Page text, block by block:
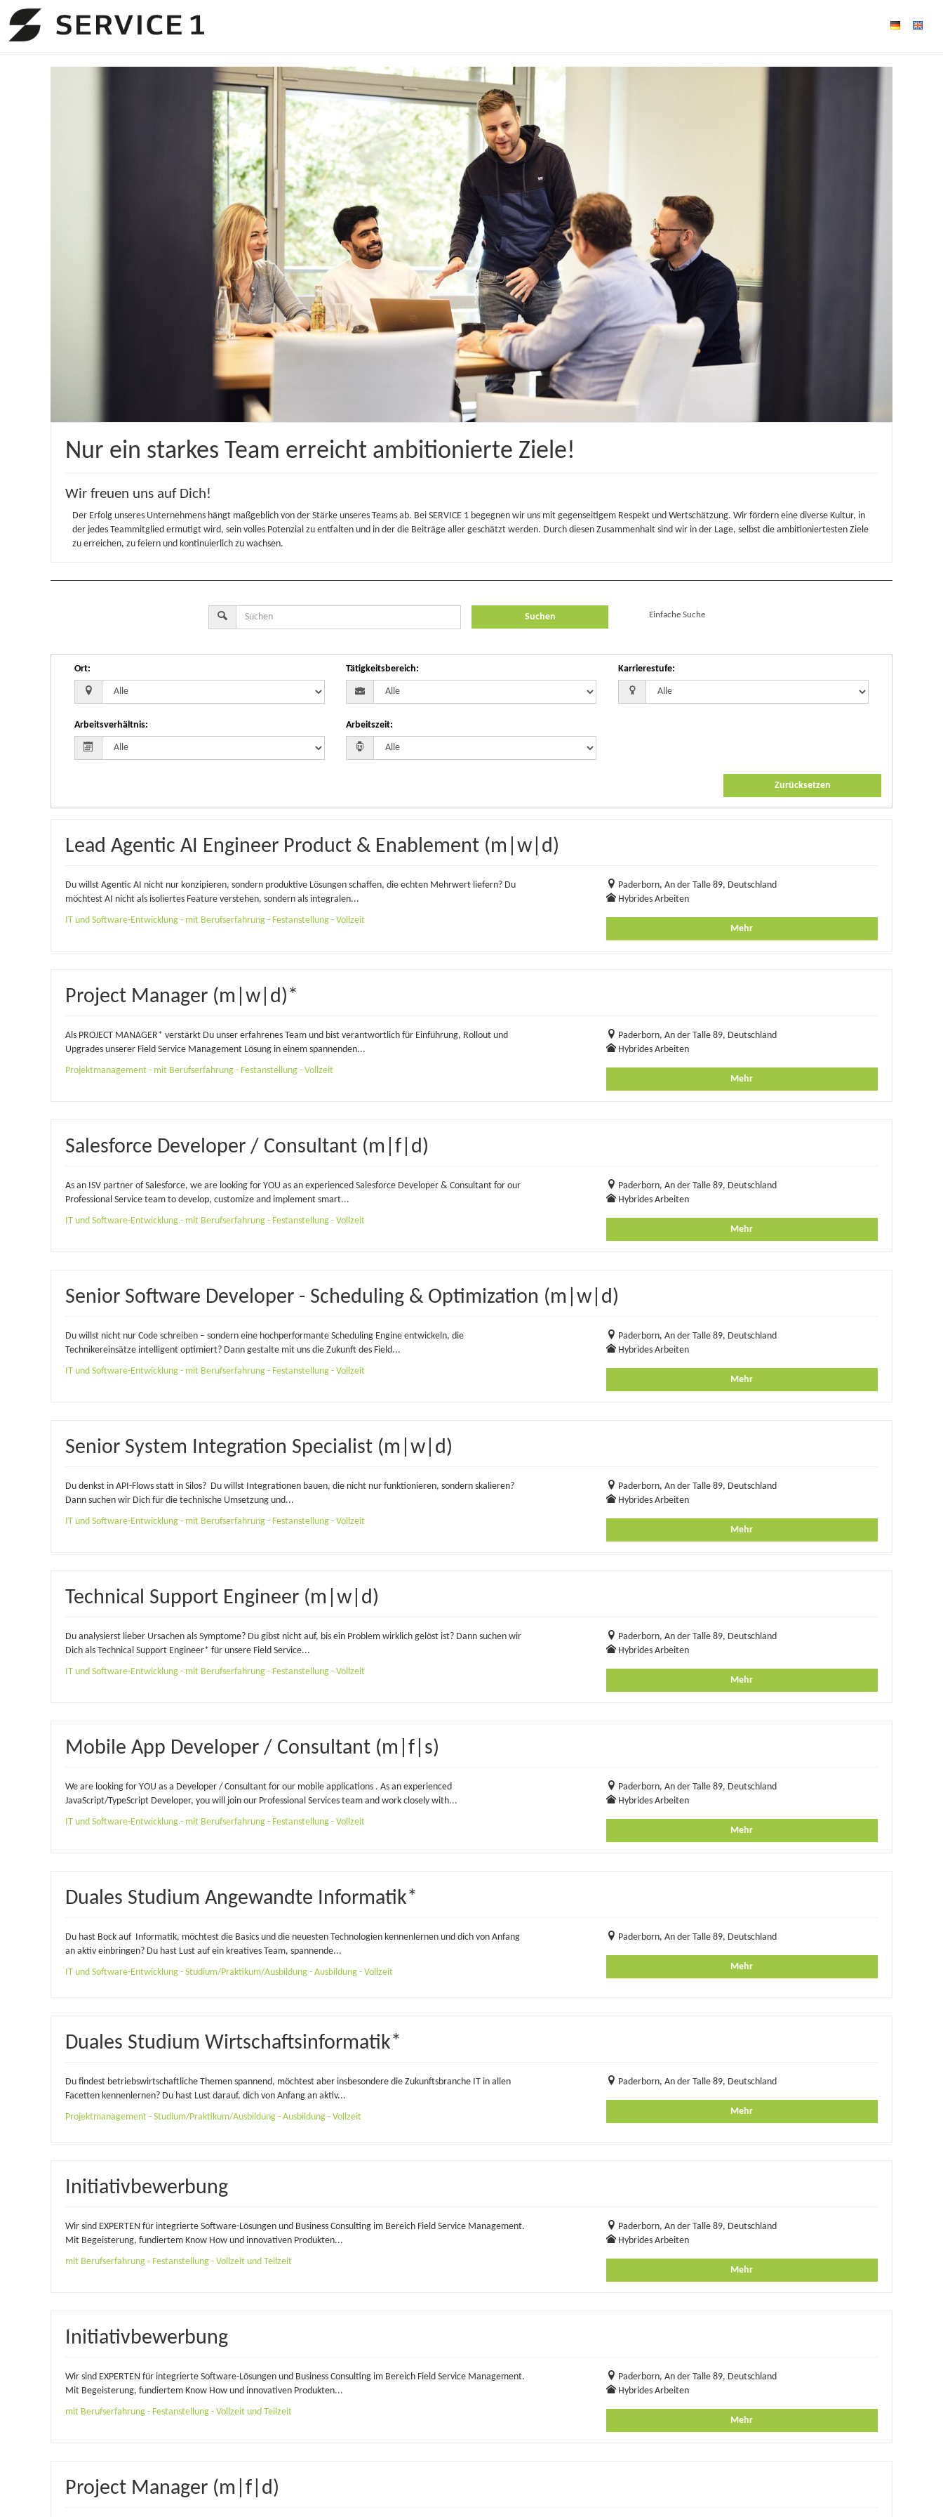
Nur ein starkes Team erreicht ambitionierte Ziele!
Wir freuen uns auf Dich!
Der Erfolg unseres Unternehmens hängt maßgeblich von der Stärke unseres Teams ab. Bei SERVICE 1 begegnen wir uns mit gegenseitigem Respekt und Wertschätzung. Wir fördern eine diverse Kultur, in
der jedes Teammitglied ermutigt wird, sein volles Potenzial zu entfalten und in der die Beiträge aller geschätzt werden. Durch diesen Zusammenhalt sind wir in der Lage, selbst die ambitioniertesten Ziele
zu erreichen, zu feiern und kontinuierlich zu wachsen.
Suchen Einfache Suche
Ort: Tätigkeitsbereich: Karrierestufe:
Arbeitsverhältnis: Arbeitszeit:
Zurücksetzen
Lead Agentic AI Engineer Product & Enablement (m|w|d)
Du willst Agentic AI nicht nur konzipieren, sondern produktive Lösungen schaffen, die echten Mehrwert liefern? Du
möchtest AI nicht als isoliertes Feature verstehen, sondern als integralen...
IT und Software-Entwicklung - mit Berufserfahrung - Festanstellung - Vollzeit
Paderborn, An der Talle 89, Deutschland
Hybrides Arbeiten
Mehr
Project Manager (m|w|d)*
Als PROJECT MANAGER* verstärkt Du unser erfahrenes Team und bist verantwortlich für Einführung, Rollout und
Upgrades unserer Field Service Management Lösung in einem spannenden...
Projektmanagement - mit Berufserfahrung - Festanstellung - Vollzeit
Paderborn, An der Talle 89, Deutschland
Hybrides Arbeiten
Mehr
Salesforce Developer / Consultant (m|f|d)
As an ISV partner of Salesforce, we are looking for YOU as an experienced Salesforce Developer & Consultant for our
Professional Service team to develop, customize and implement smart...
IT und Software-Entwicklung - mit Berufserfahrung - Festanstellung - Vollzeit
Paderborn, An der Talle 89, Deutschland
Hybrides Arbeiten
Mehr
Senior Software Developer - Scheduling & Optimization (m|w|d)
Du willst nicht nur Code schreiben – sondern eine hochperformante Scheduling Engine entwickeln, die
Technikereinsätze intelligent optimiert? Dann gestalte mit uns die Zukunft des Field...
IT und Software-Entwicklung - mit Berufserfahrung - Festanstellung - Vollzeit
Paderborn, An der Talle 89, Deutschland
Hybrides Arbeiten
Mehr
Senior System Integration Specialist (m|w|d)
Du denkst in API-Flows statt in Silos? Du willst Integrationen bauen, die nicht nur funktionieren, sondern skalieren?
Dann suchen wir Dich für die technische Umsetzung und...
IT und Software-Entwicklung - mit Berufserfahrung - Festanstellung - Vollzeit
Paderborn, An der Talle 89, Deutschland
Hybrides Arbeiten
Mehr
Technical Support Engineer (m|w|d)
Du analysierst lieber Ursachen als Symptome? Du gibst nicht auf, bis ein Problem wirklich gelöst ist? Dann suchen wir
Dich als Technical Support Engineer* für unsere Field Service...
IT und Software-Entwicklung - mit Berufserfahrung - Festanstellung - Vollzeit
Paderborn, An der Talle 89, Deutschland
Hybrides Arbeiten
Mehr
Mobile App Developer / Consultant (m|f|s)
We are looking for YOU as a Developer / Consultant for our mobile applications . As an experienced
JavaScript/TypeScript Developer, you will join our Professional Services team and work closely with...
IT und Software-Entwicklung - mit Berufserfahrung - Festanstellung - Vollzeit
Paderborn, An der Talle 89, Deutschland
Hybrides Arbeiten
Mehr
Duales Studium Angewandte Informatik*
Du hast Bock auf Informatik, möchtest die Basics und die neuesten Technologien kennenlernen und dich von Anfang
an aktiv einbringen? Du hast Lust auf ein kreatives Team, spannende...
IT und Software-Entwicklung - Studium/Praktikum/Ausbildung - Ausbildung - Vollzeit
Paderborn, An der Talle 89, Deutschland
Mehr
Duales Studium Wirtschaftsinformatik*
Du findest betriebswirtschaftliche Themen spannend, möchtest aber insbesondere die Zukunftsbranche IT in allen
Facetten kennenlernen? Du hast Lust darauf, dich von Anfang an aktiv...
Projektmanagement - Studium/Praktikum/Ausbildung - Ausbildung - Vollzeit
Paderborn, An der Talle 89, Deutschland
Mehr
Initiativbewerbung
Wir sind EXPERTEN für integrierte Software-Lösungen und Business Consulting im Bereich Field Service Management.
Mit Begeisterung, fundiertem Know How und innovativen Produkten...
mit Berufserfahrung - Festanstellung - Vollzeit und Teilzeit
Paderborn, An der Talle 89, Deutschland
Hybrides Arbeiten
Mehr
Initiativbewerbung
Wir sind EXPERTEN für integrierte Software-Lösungen und Business Consulting im Bereich Field Service Management.
Mit Begeisterung, fundiertem Know How und innovativen Produkten...
mit Berufserfahrung - Festanstellung - Vollzeit und Teilzeit
Paderborn, An der Talle 89, Deutschland
Hybrides Arbeiten
Mehr
Project Manager (m|f|d)